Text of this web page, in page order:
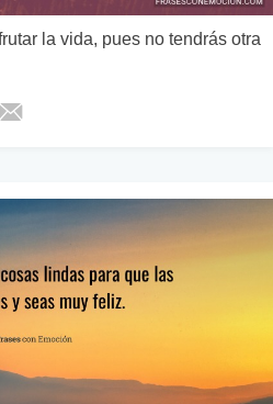
la vida, pues no tendrás otra